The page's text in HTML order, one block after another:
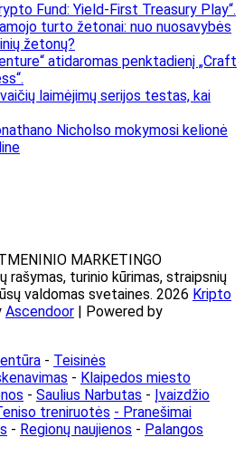
Fund: Yield-First Treasury Play“.
turto žetonai: nuo nuosavybės
žetonų?
atidaromas penktadienį „Craft
laimėjimų serijos testas, kai
Nicholso mokymosi kelionė
MARKETINGO
rašymas, turinio kūrimas, straipsnių
valdomas svetaines. 2026 Kripto
Ascendoor | Powered by
- Teisinės
- Klaipedos miesto
- Saulius Narbutas - Įvaizdžio
treniruotės - Pranešimai
- Regionų naujienos - Palangos